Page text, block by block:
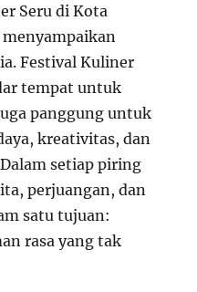
Seru di Kota
Festival Kuliner
tempat untuk
panggung untuk
kreativitas, dan
setiap piring
perjuangan, dan
satu tujuan:
rasa yang tak